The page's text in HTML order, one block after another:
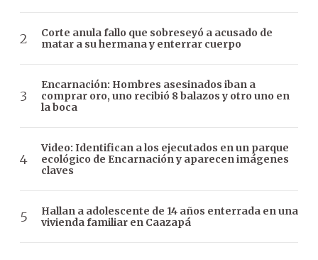
Corte anula fallo que sobreseyó a acusado de
matar a su hermana y enterrar cuerpo
Encarnación: Hombres asesinados iban a
comprar oro, uno recibió 8 balazos y otro uno en
la boca
Video: Identifican a los ejecutados en un parque
ecológico de Encarnación y aparecen imágenes
claves
Hallan a adolescente de 14 años enterrada en una
vivienda familiar en Caazapá